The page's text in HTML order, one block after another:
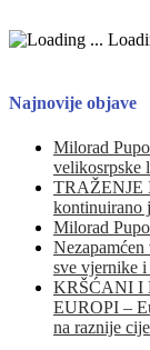
Najnovije objave
Milorad
velikosrpske
TRAŽENJE
kontinuirano
Milorad
sve vjernike
KRŠĆANI I
EUROPI –
na raznije